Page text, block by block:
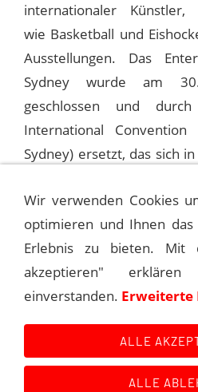
internationaler Künstler,
wie Basketball und
Ausstellungen. Das
Sydney wurde am
geschlossen und
International Convention
Sydney) ersetzt, das sich
1991-02-23 PALM
DESERT
Wir verwenden Cookies
optimieren und Ihnen das
Erlebnis zu bieten. Mit
akzeptieren"
einverstanden. Erweiterte
ALLE
ALLE